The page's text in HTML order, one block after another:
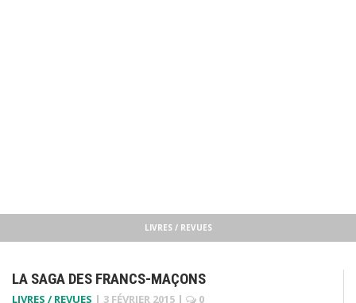
LIVRES / REVUES
LA SAGA DES FRANCS-MAÇONS
LIVRES / REVUES | 3 FÉVRIER 2015 |
0